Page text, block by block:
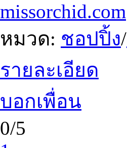
missorchid.com
หมวด: ชอปปิ้ง/
รายละเอียด
บอกเพื่อน
0/5